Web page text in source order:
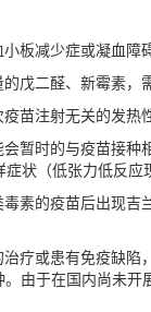
板减少症或凝血
戊二醛、新霉素，
苗注射无关的发
暂时的与疫苗接
状（低张力低反
素的疫苗后出现
疗或患有免疫缺
由于在国内尚未